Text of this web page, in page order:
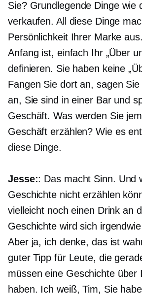
Sie? Grundlegende Dinge wie
verkaufen. All diese Dinge
Persönlichkeit Ihrer Marke
Anfang ist, einfach Ihr „Über
definieren. Sie haben keine
Fangen Sie dort an, sagen
an, Sie sind in einer Bar und
Geschäft. Was werden Sie
Geschäft erzählen? Wie es
diese Dinge.
Jesse:: Das macht Sinn. Und
Geschichte nicht erzählen
vielleicht noch einen Drink an
Geschichte wird sich
Aber ja, ich denke, das ist
guter Tipp für Leute, die
müssen eine Geschichte über
haben. Ich weiß, Tim, Sie